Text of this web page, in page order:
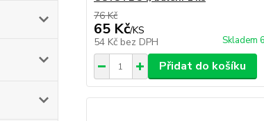
76 Kč
65 Kč/KS
54 Kč bez DPH Skladem
Přidat do košíku